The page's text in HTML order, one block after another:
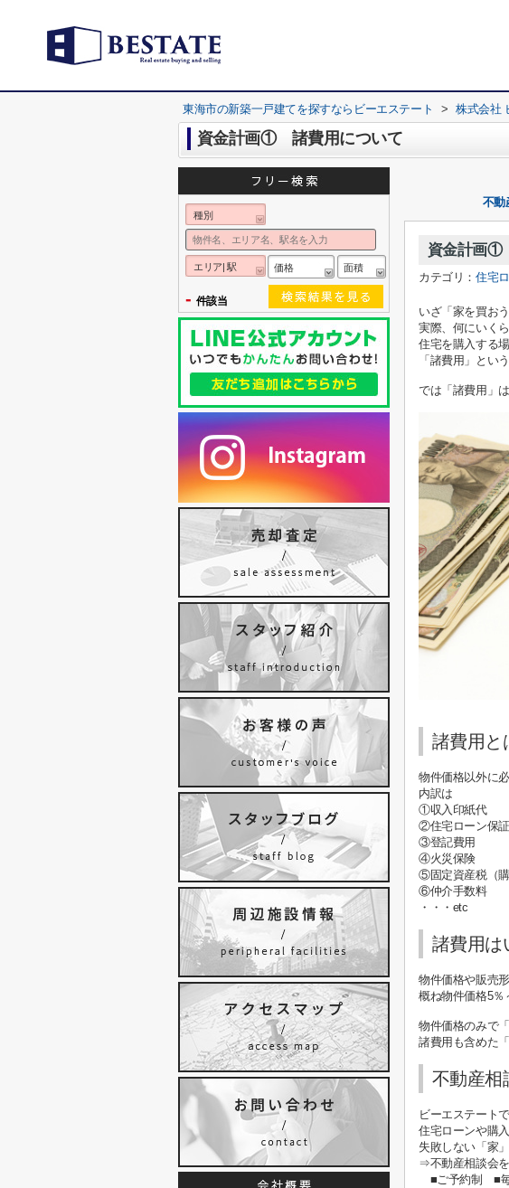
東海市の新築一戸建てを探すならビーエステート > 株式会社
資金計画① 諸費用について
不動
資金計画①
カテゴリ：住宅
いざ「家を買お
実際、何にいく
住宅を購入する
「諸費用」とい
では「諸費用」
諸費用と
物件価格以外に
内訳は
①収入印紙代
②住宅ローン保
③登記費用
④火災保険
⑤固定資産税（購
⑥仲介手数料
・・・etc
諸費用は
物件価格や販売
概ね物件価格5％
物件価格のみで
諸費用も含めた
不動産相
ビーエステートで
住宅ローンや購
失敗しない「家
⇒不動産相談会
■ご予約制
■
種別
エリア| 駅 価格 面積
- 件該当